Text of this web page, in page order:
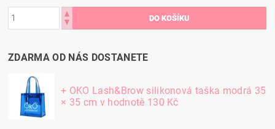
ZDARMA OD NÁS DOSTANETE
+ OKO Lash&Brow silikonová taška modrá 35
× 35 cm v hodnotě 130 Kč